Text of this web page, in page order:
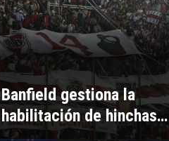
Banfield gestiona la
habilitación de hinchas…